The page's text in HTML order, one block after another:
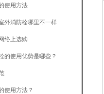
使用方法
外消防栓哪里不一样
络上选购
的使用优势是哪些？
使用方法？